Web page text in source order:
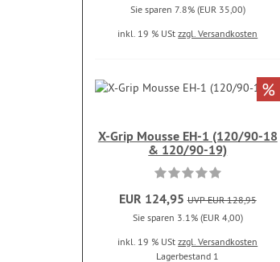
Sie sparen 7.8% (EUR 35,00)
inkl. 19 % UStzzgl. Versandkosten
X-Grip Mousse EH-1 (120/90-18
& 120/90-19)
EUR 124,95 UVP EUR 128,95
Sie sparen 3.1% (EUR 4,00)
inkl. 19 % UStzzgl. Versandkosten
Lagerbestand 1
%